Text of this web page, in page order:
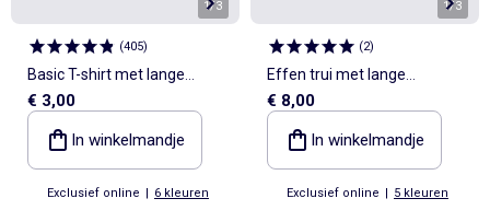
1/3
(405)
Basic T-shirt met lange
mouw
€ 3,00
In winkelmandje
Exclusief online | 6 kleuren
1/3
(2)
Effen trui met lange
mouwen
€ 8,00
In winkelmandje
Exclusief online | 5 kleuren